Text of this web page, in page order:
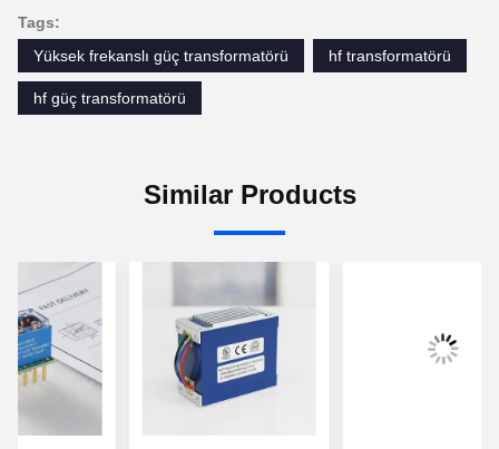
Tags:
Yüksek frekanslı güç transformatörü
hf transformatörü
hf güç transformatörü
Similar Products